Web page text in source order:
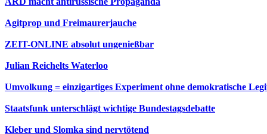
Agitprop und Freimaurerjauche
ZEIT-ONLINE absolut ungenießbar
Julian Reichelts Waterloo
Umvolkung = einzigartiges Experiment ohne demokratische
Staatsfunk unterschlägt wichtige Bundestagsdebatte
Kleber und Slomka sind nervtötend